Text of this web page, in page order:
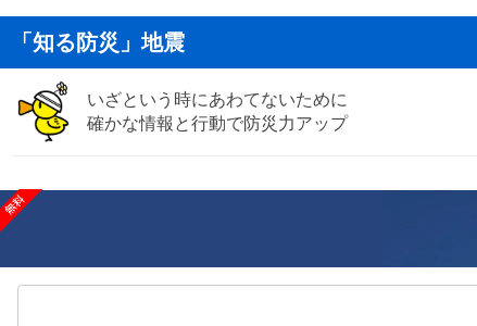
「知る防災」地震
いざという時にあわてないために
確かな情報と行動で防災力アップ